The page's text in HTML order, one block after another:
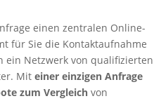
einen zentralen Online-
für Sie die Kontaktaufnahme
Netzwerk von qualifizierten
Mit einer einzigen Anfrage
zum Vergleich von